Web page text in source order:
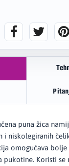
puna žica
i niskolegiranih
omogućava bolje
Koristi se